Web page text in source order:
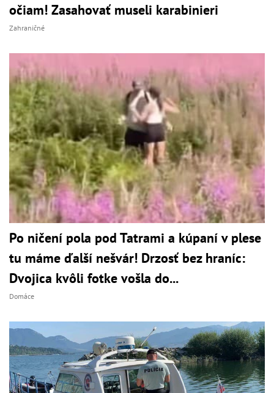
očiam! Zasahovať museli karabinieri
Zahraničné
Po ničení pola pod Tatrami a kúpaní v plese
tu máme ďalší nešvár! Drzosť bez hraníc:
Dvojica kvôli fotke vošla do...
Domáce